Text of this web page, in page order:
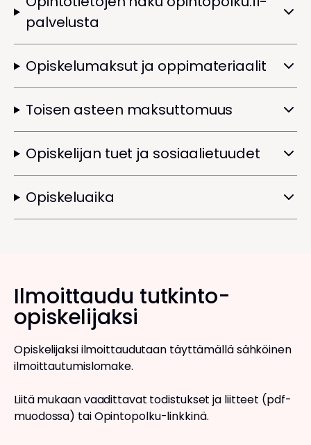
palvelusta
Opiskelumaksut ja oppimateriaalit
Toisen asteen maksuttomuus
Opiskelijan tuet ja sosiaalietuudet
Opiskeluaika
Ilmoittaudu tutkinto-
opiskelijaksi
Opiskelijaksi ilmoittaudutaan täyttämällä sähköinen
ilmoittautumislomake.
Liitä mukaan vaadittavat todistukset ja liitteet (pdf-
muodossa) taiOpintopolku-linkkinä.